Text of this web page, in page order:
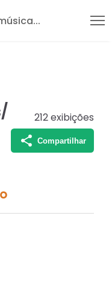
212exibições
Compartilhar